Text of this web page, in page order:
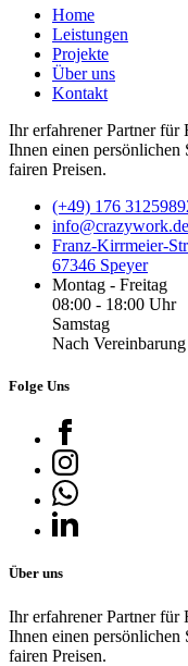
Home
Leistungen
Projekte
Über uns
Kontakt
Ihr erfahrener Partner für
Ihnen einen
fairen Preisen.
(+49) 176
info@crazywork.de
Franz-Kirrmeier-
67346 Speyer
Montag - Freitag
08:00 - 18:00 Uhr
Samstag
Nach Vereinbarung
Folge Uns
Über uns
Ihr erfahrener Partner für
Ihnen einen
fairen Preisen.